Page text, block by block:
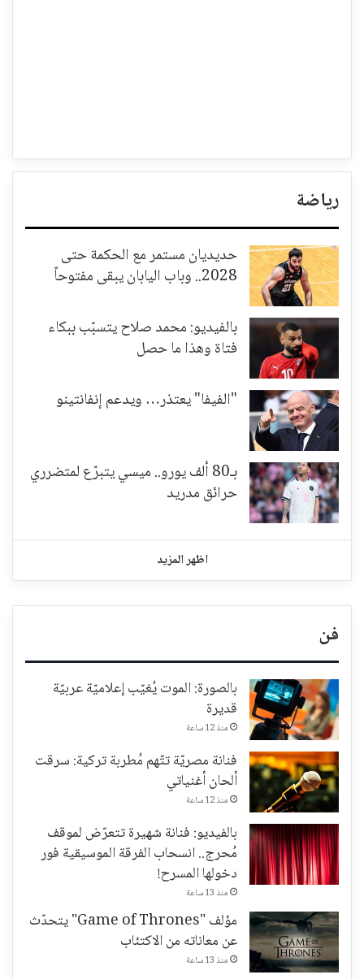
رياضة
حديديان مستمر مع الحكمة حتى
2028.. وباب اليابان يبقى مفتوحاً
بالفيديو: محمد صلاح يتسبّب ببكاء
فتاة وهذا ما حصل
"الفيفا" يعتذر… ويدعم إنفانتينو
بـ80 ألف يورو.. ميسي يتبرّع لمتضرري
حرائق مدريد
اظهر المزيد
فن
بالصورة: الموت يُغيّب إعلاميّة عربيّة
قديرة
منذ 12 ساعة
فنانة مصريّة تتّهم مُطربة تركية: سرقت
ألحان أغنياتي
منذ 12 ساعة
بالفيديو: فنانة شهيرة تتعرّض لموقف
مُحرج.. انسحاب الفرقة الموسيقية فور
دخولها المسرح!
منذ 13 ساعة
مؤلف "Game of Thrones" يتحدّث
عن معاناته من الاكتئاب
منذ 13 ساعة